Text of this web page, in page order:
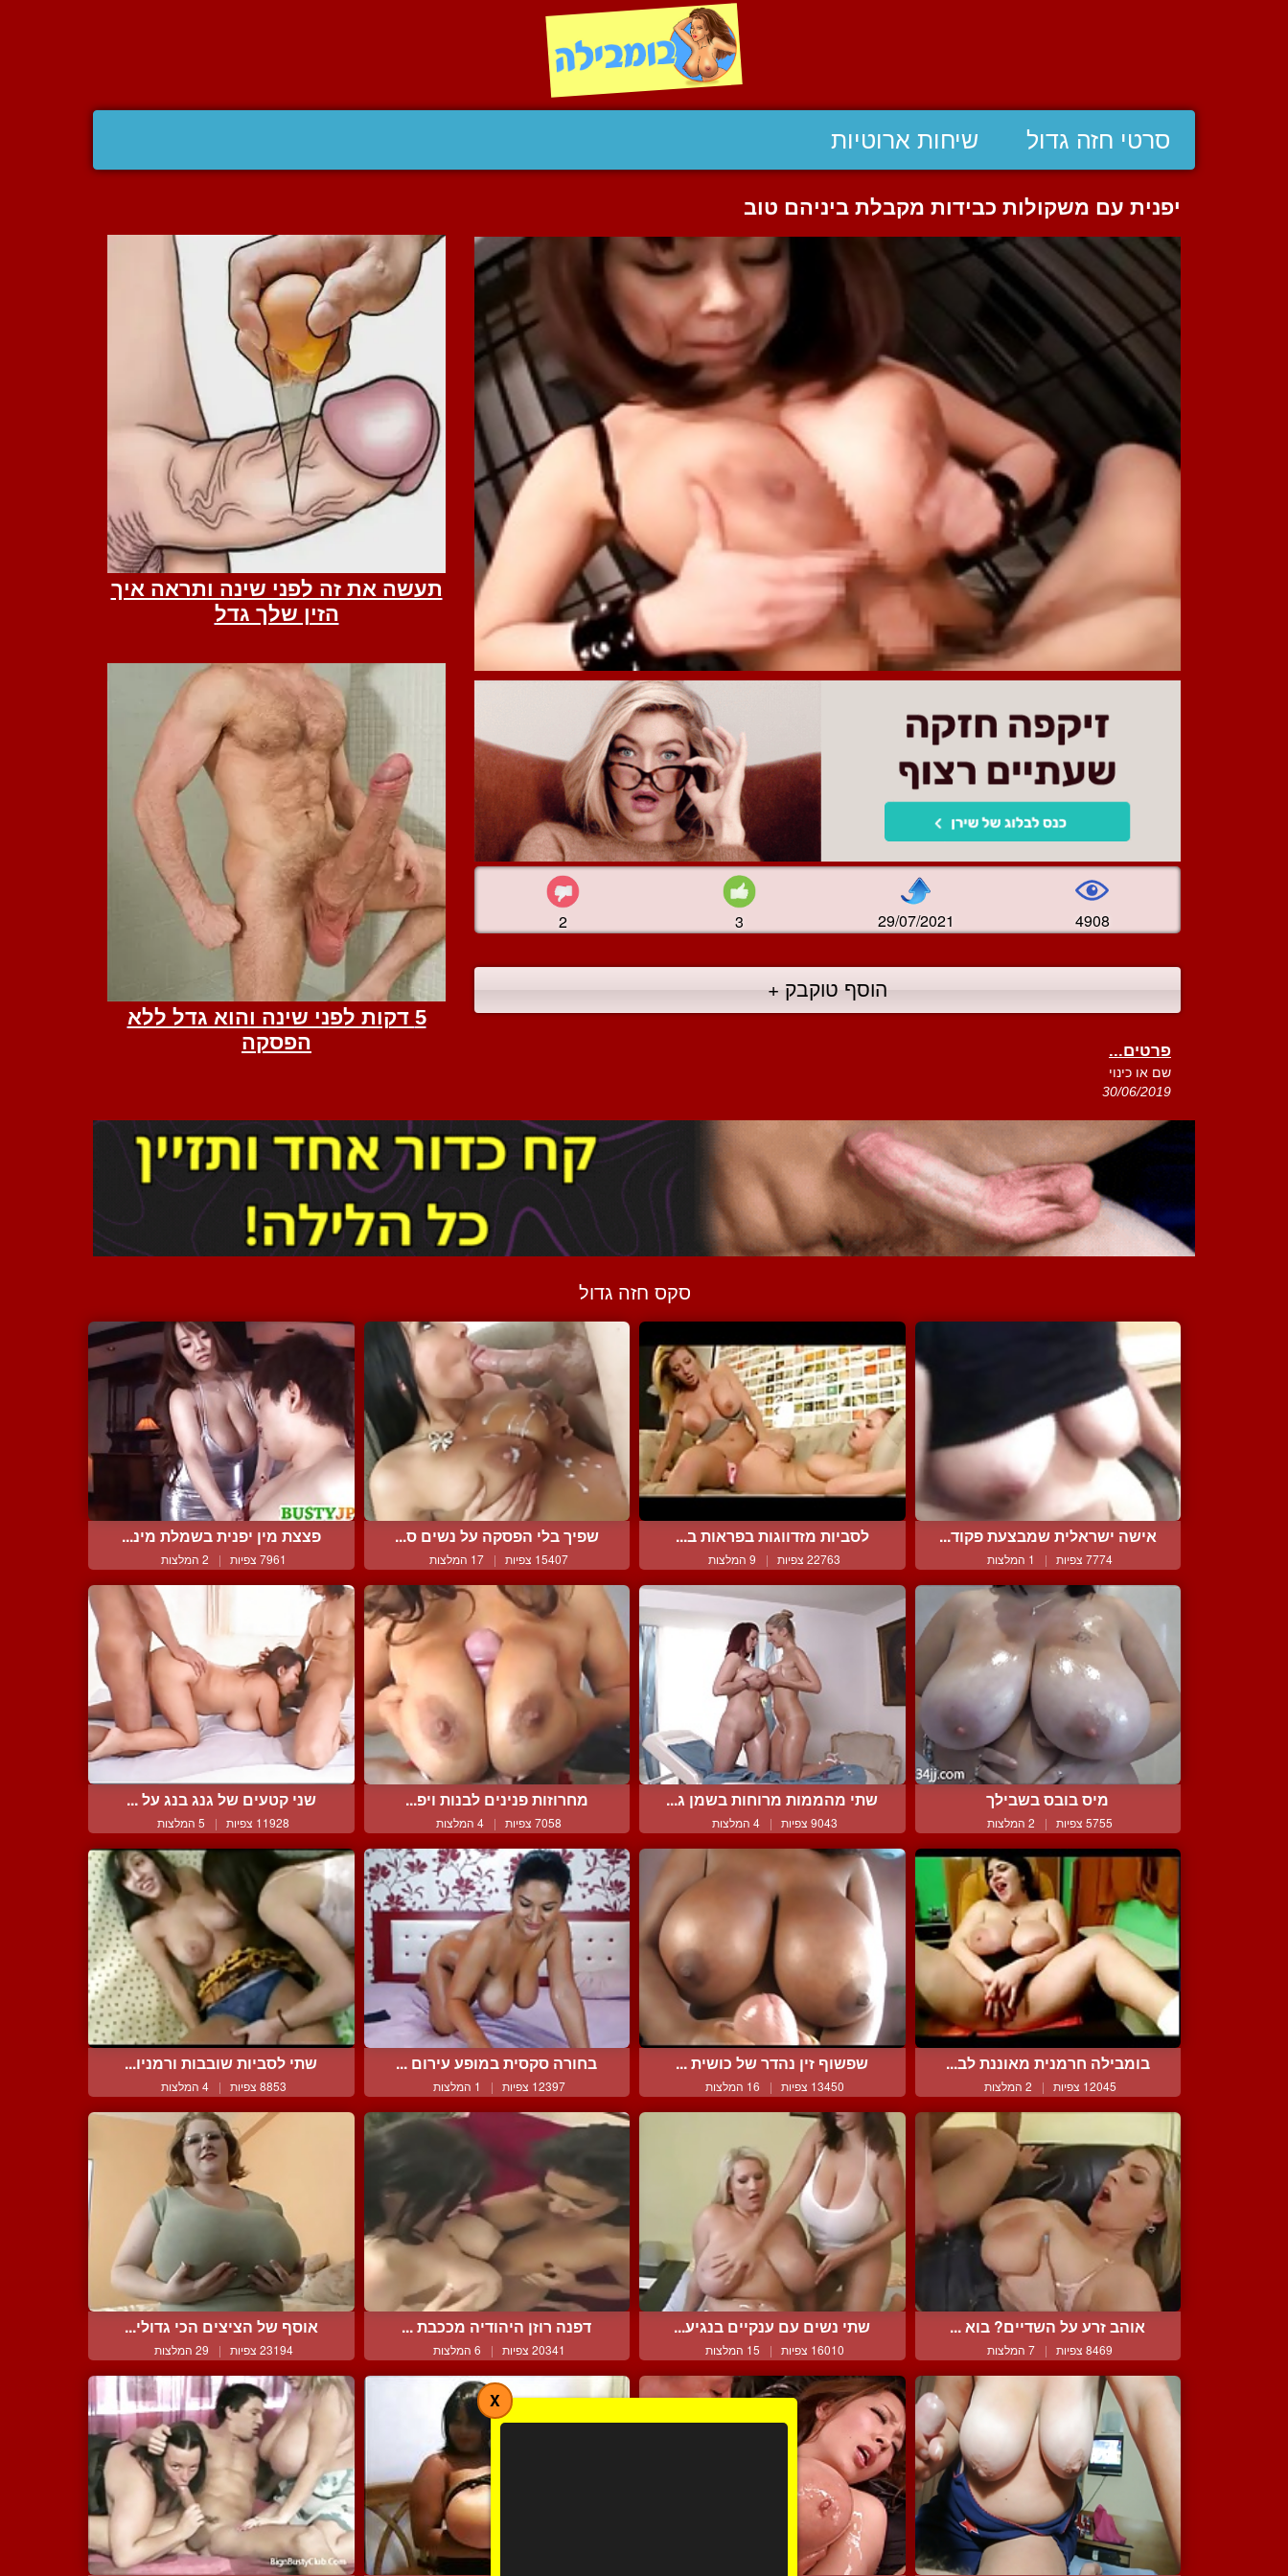
סרטי חזה גדול שיחות ארוטיות
יפנית עם משקולות כבידות מקבלת ביניהם טוב
2 3 29/07/2021 4908
הוסף טוקבק +
פרטים...
שם או כינוי
30/06/2019
סקס חזה גדול
אישה ישראלית שמבצעת פקוד...
7774 צפיות | 1 המלצות
לסביות מזדווגות בפראות ב...
22763 צפיות | 9 המלצות
שפיך בלי הפסקה על נשים ס...
15407 צפיות | 17 המלצות
פצצת מין יפנית בשמלת מינ...
7961 צפיות | 2 המלצות
מיס בובס בשבילך
5755 צפיות | 2 המלצות
שתי מהממות מרוחות בשמן ג...
9043 צפיות | 4 המלצות
מחרוזות פנינים לבנות ויפ...
7058 צפיות | 4 המלצות
שני קטעים של גנג בנג על ...
11928 צפיות | 5 המלצות
בומבילה חרמנית מאוננת לב...
12045 צפיות | 2 המלצות
שפשוף זין נהדר של כושית ...
13450 צפיות | 16 המלצות
בחורה סקסית במופע עירום ...
12397 צפיות | 1 המלצות
שתי לסביות שובבות ורמניו...
8853 צפיות | 4 המלצות
אוהב זרע על השדיים? בוא ...
8469 צפיות | 7 המלצות
שתי נשים עם ענקיים בנגיע...
16010 צפיות | 15 המלצות
דפנה רוזן היהודיה מככבת ...
20341 צפיות | 6 המלצות
אוסף של הציצים הכי גדולי...
23194 צפיות | 29 המלצות
X